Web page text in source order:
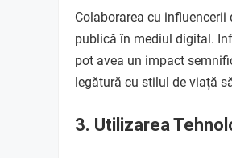
Colaborarea cu
publică în mediul digital.
pot avea un impact
legătură cu stilul de viață
3. Utilizarea